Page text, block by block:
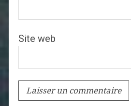
Site web